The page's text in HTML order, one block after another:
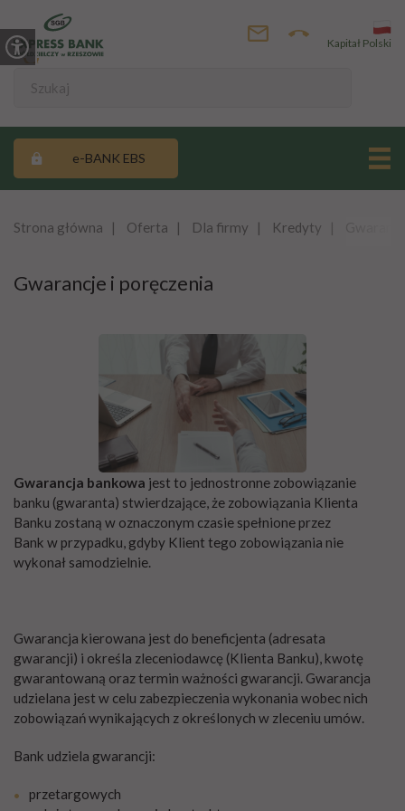
Kapitał Polski
e-BANK EBS
Strona główna Oferta Dla firmy Kredyty
Gwarancje i poręczenia
Gwarancja bankowa jest to jednostronne zobowiązanie
banku (gwaranta) stwierdzające, że zobowiązania Klienta
Banku zostaną w oznaczonym czasie spełnione przez
Bank w przypadku, gdyby Klient tego zobowiązania nie
wykonał samodzielnie.
Gwarancja kierowana jest do beneficjenta (adresata
gwarancji) i określa zleceniodawcę (Klienta Banku), kwotę
gwarantowaną oraz termin ważności gwarancji. Gwarancja
udzielana jest w celu zabezpieczenia wykonania wobec nich
zobowiązań wynikających z określonych w zleceniu umów.
Bank udziela gwarancji:
przetargowych